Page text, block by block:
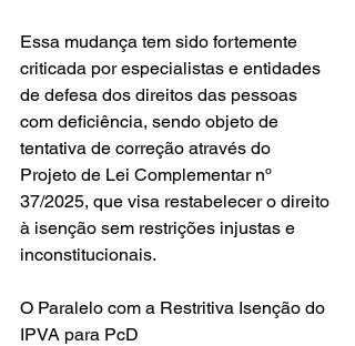
Essa mudança tem sido fortemente
criticada por especialistas e entidades
de defesa dos direitos das pessoas
com deficiência, sendo objeto de
tentativa de correção através do
Projeto de Lei Complementar nº
37/2025, que visa restabelecer o direito
à isenção sem restrições injustas e
inconstitucionais.
O Paralelo com a Restritiva Isenção do
IPVA para PcD